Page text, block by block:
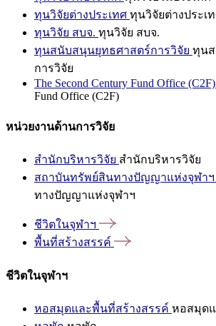
ทุนวิจัยต่างประเทศ ทุนวิจัยต่างประเ
ทุนวิจัย สบจ. ทุนวิจัย สบจ.
ทุนสนับสนุนยุทธศาสตร์การวิจัย ทุน
การวิจัย
The Second Century Fund Office (C2F)
Fund Office (C2F)
หน่วยงานด้านการวิจัย
สำนักบริหารวิจัย สำนักบริหารวิจัย
สถาบันทรัพย์สินทางปัญญาแห่งจุฬาฯ
ทางปัญญาแห่งจุฬาฯ
ชีวิตในจุฬาฯ
พื้นที่สร้างสรรค์
ชีวิตในจุฬาฯ
หอสมุดและพื้นที่สร้างสรรค์ หอสมุด